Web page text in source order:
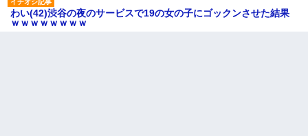
わい(42)渋谷の夜のサービスで19の女の子にゴックンさせた結果
ｗｗｗｗｗｗｗｗ